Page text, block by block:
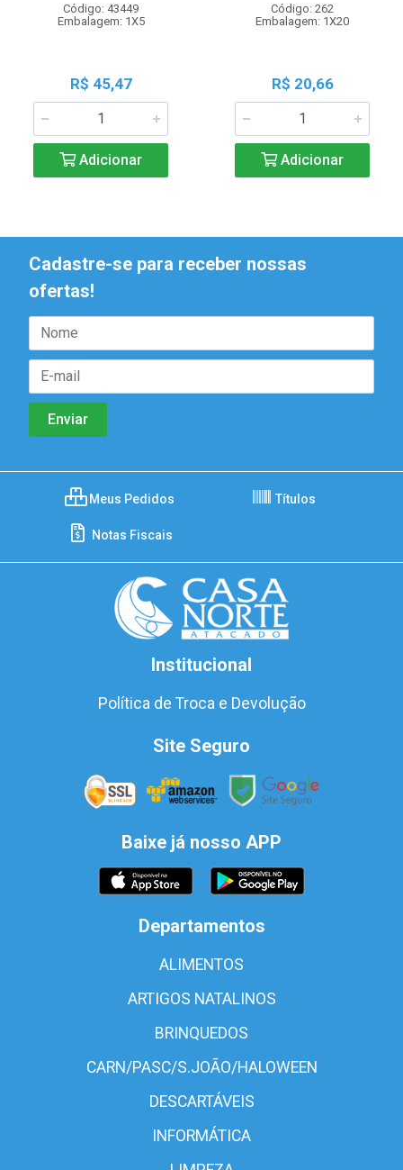
Código: 43449
Embalagem: 1X5
R$ 45,47
Adicionar
Código: 262
Embalagem: 1X20
R$ 20,66
Adicionar
Cadastre-se para receber nossas
ofertas!
Meus Pedidos Títulos
Notas Fiscais
Institucional
Política de Troca e Devolução
Site Seguro
Baixe já nosso APP
Departamentos
ALIMENTOS
ARTIGOS NATALINOS
BRINQUEDOS
CARN/PASC/S.JOÃO/HALOWEEN
DESCARTÁVEIS
INFORMÁTICA